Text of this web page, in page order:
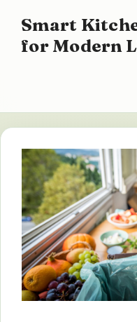
naarSmart
for Modern